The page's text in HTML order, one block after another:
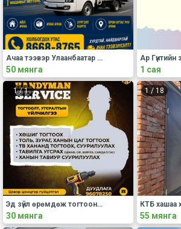
Ачаа тээвэр Улаанбаатар 86688765
50 мянга 1 сая
1/1
Эд зүйл өрөмдөж тогтооно Хөшиг, гэрэл тогтоох үйлчилгээ
30 мянга
1 / 18
КТБ хашаа
55 мянга